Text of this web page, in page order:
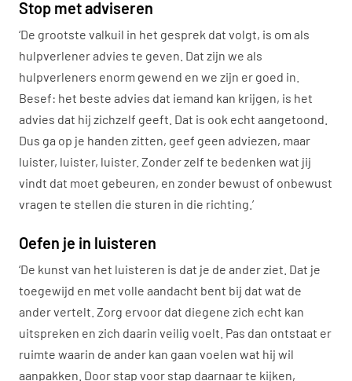
Stop met adviseren
‘De grootste valkuil in het gesprek dat volgt, is om als
hulpverlener advies te geven. Dat zijn we als
hulpverleners enorm gewend en we zijn er goed in.
Besef: het beste advies dat iemand kan krijgen, is het
advies dat hij zichzelf geeft. Dat is ook echt aangetoond.
Dus ga op je handen zitten, geef geen adviezen, maar
luister, luister, luister. Zonder zelf te bedenken wat jij
vindt dat moet gebeuren, en zonder bewust of onbewust
vragen te stellen die sturen in die richting.’
Oefen je in luisteren
‘De kunst van het luisteren is dat je de ander ziet. Dat je
toegewijd en met volle aandacht bent bij dat wat de
ander vertelt. Zorg ervoor dat diegene zich echt kan
uitspreken en zich daarin veilig voelt. Pas dan ontstaat er
ruimte waarin de ander kan gaan voelen wat hij wil
aanpakken. Door stap voor stap daarnaar te kijken,